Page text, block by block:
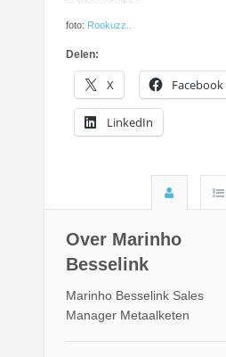
foto: Rookuzz..
Delen:
X Facebook
LinkedIn
Over Marinho
Besselink
Marinho Besselink Sales
Manager Metaalketen